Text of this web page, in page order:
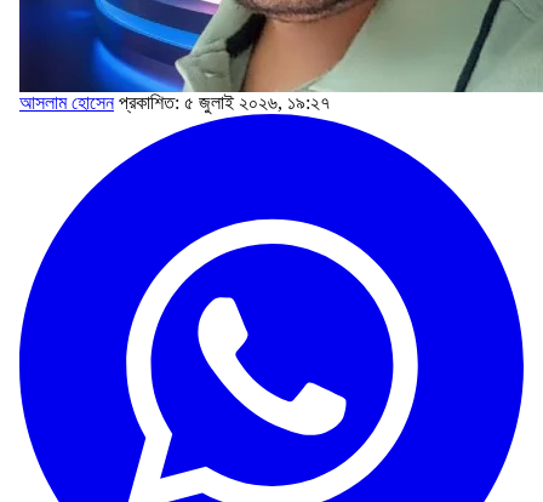
আসলাম হোসেন প্রকাশিত: ৫ জুলাই ২০২৬, ১৯:২৭